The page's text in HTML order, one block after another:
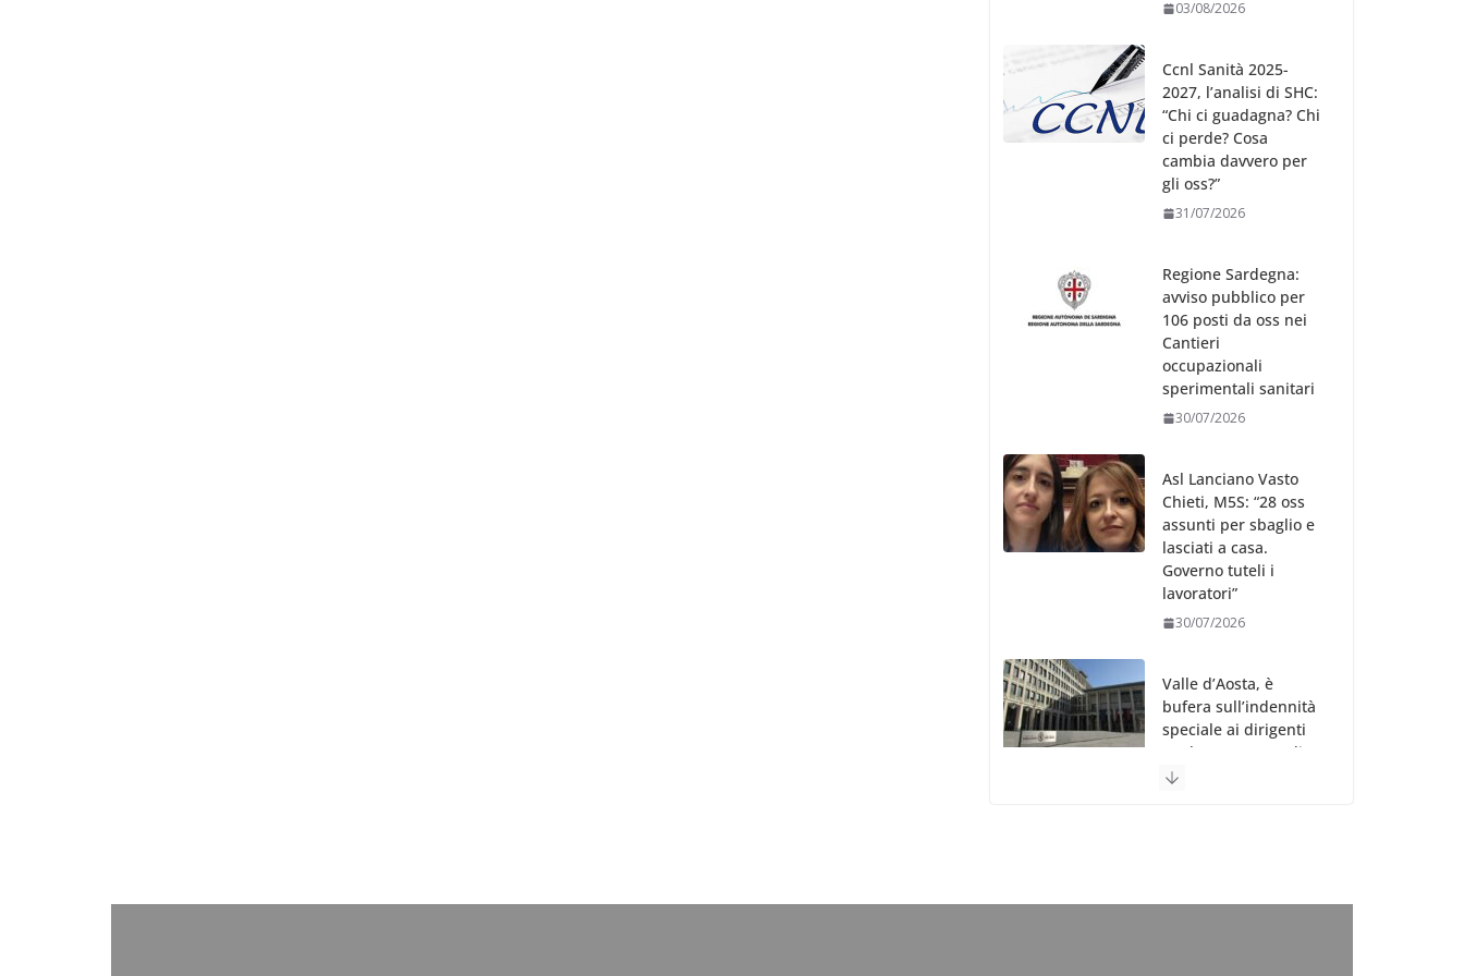
03/08/2026
Ccnl Sanità 2025-
2027, l’analisi di SHC:
“Chi ci guadagna? Chi
ci perde? Cosa
cambia davvero per
gli oss?”
31/07/2026
Regione Sardegna:
avviso pubblico per
106 posti da oss nei
Cantieri
occupazionali
sperimentali sanitari
30/07/2026
Asl Lanciano Vasto
Chieti, M5S: “28 oss
assunti per sbaglio e
lasciati a casa.
Governo tuteli i
lavoratori”
30/07/2026
Valle d’Aosta, è
bufera sull’indennità
speciale ai dirigenti
Ausl. Le proteste di
minoranza e
Migep – Stati